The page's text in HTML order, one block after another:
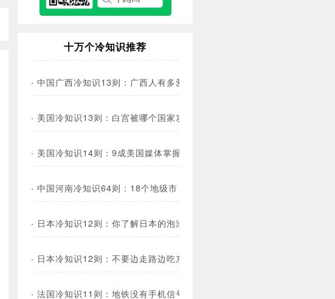
十万个冷知识推荐
· 中国广西冷知识13则：广西人有多爱吃米粉？
· 美国冷知识13则：白宫被哪个国家攻陷过？
· 美国冷知识14则：9成美国媒体掌握在6家公司手里！
· 中国河南冷知识64则：18个地级市，一半曾当过都城！
· 日本冷知识12则：你了解日本的泡澡文化吗？
· 日本冷知识12则：不要边走路边吃东西！
· 法国冷知识11则：地铁没有手机信号？